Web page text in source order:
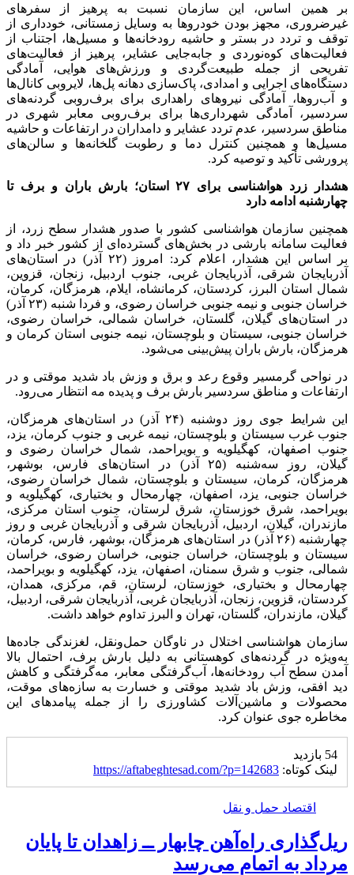
بر همین اساس، این سازمان نسبت به پرهیز از سفرهای
غیرضروری، مجهز بودن خودروها به وسایل زمستانی، خودداری از
توقف و تردد در بستر و حاشیه رودخانه‌ها و مسیل‌ها، اجتناب از
فعالیت‌های کوه‌نوردی و جابه‌جایی عشایر، پرهیز از فعالیت‌های
تفریحی از جمله طبیعت‌گردی و ورزش‌های هوایی، آمادگی
دستگاه‌های اجرایی و امدادی، پاک‌سازی دهانه پل‌ها، لایروبی کانال‌ها
و آب‌روها، آمادگی نیروهای راهداری برای برف‌روبی گردنه‌های
سردسیر، آمادگی شهرداری‌ها برای برف‌روبی معابر شهری در
مناطق سردسیر، عدم تردد عشایر و دامداران در ارتفاعات و حاشیه
مسیل‌ها و همچنین کنترل دما و رطوبت گلخانه‌ها و سالن‌های
پرورشی تأکید و توصیه کرد.
هشدار زرد هواشناسی برای ۲۷ استان؛ بارش باران و برف تا
چهارشنبه ادامه دارد
همچنین سازمان هواشناسی کشور با صدور هشدار سطح زرد، از
فعالیت سامانه بارشی در بخش‌های گسترده‌ای از کشور خبر داد و
بر اساس این هشدار، اعلام کرد: امروز (۲۲ آذر) در استان‌های
آذربایجان شرقی، آذربایجان غربی، جنوب اردبیل، زنجان، قزوین،
شمال استان البرز، کردستان، کرمانشاه، ایلام، هرمزگان، کرمان،
خراسان جنوبی و نیمه جنوبی خراسان رضوی، و فردا شنبه (۲۳ آذر)
در استان‌های گیلان، گلستان، خراسان شمالی، خراسان رضوی،
خراسان جنوبی، سیستان و بلوچستان، نیمه جنوبی استان کرمان و
هرمزگان، بارش باران پیش‌بینی می‌شود.
در نواحی گرمسیر وقوع رعد و برق و وزش باد شدید موقتی و در
ارتفاعات و مناطق سردسیر بارش برف و پدیده مه انتظار می‌رود.
این شرایط جوی روز دوشنبه (۲۴ آذر) در استان‌های هرمزگان،
جنوب غرب سیستان و بلوچستان، نیمه غربی و جنوب کرمان، یزد،
جنوب اصفهان، کهگیلویه و بویراحمد، شمال خراسان رضوی و
گیلان، روز سه‌شنبه (۲۵ آذر) در استان‌های فارس، بوشهر،
هرمزگان، کرمان، سیستان و بلوچستان، شمال خراسان رضوی،
خراسان جنوبی، یزد، اصفهان، چهارمحال و بختیاری، کهگیلویه و
بویراحمد، شرق خوزستان، شرق لرستان، جنوب استان مرکزی،
مازندران، گیلان، اردبیل، آذربایجان شرقی و آذربایجان غربی و روز
چهارشنبه (۲۶ آذر) در استان‌های هرمزگان، بوشهر، فارس، کرمان،
سیستان و بلوچستان، خراسان جنوبی، خراسان رضوی، خراسان
شمالی، جنوب و شرق سمنان، اصفهان، یزد، کهگیلویه و بویراحمد،
چهارمحال و بختیاری، خوزستان، لرستان، قم، مرکزی، همدان،
کردستان، قزوین، زنجان، آذربایجان غربی، آذربایجان شرقی، اردبیل،
گیلان، مازندران، گلستان، تهران و البرز تداوم خواهد داشت.
سازمان هواشناسی اختلال در ناوگان حمل‌ونقل، لغزندگی جاده‌ها
به‌ویژه در گردنه‌های کوهستانی به دلیل بارش برف، احتمال بالا
آمدن سطح آب رودخانه‌ها، آب‌گرفتگی معابر، مه‌گرفتگی و کاهش
دید افقی، وزش باد شدید موقتی و خسارت به سازه‌های موقت،
محصولات و ماشین‌آلات کشاورزی را از جمله پیامدهای این
مخاطره جوی عنوان کرد.
54 بازدید
لینک کوتاه: https://aftabeghtesad.com/?p=142683
اقتصاد حمل و نقل
ریل‌گذاری راه‌آهن چابهار ــ زاهدان تا پایان
مرداد به اتمام می‌رسد